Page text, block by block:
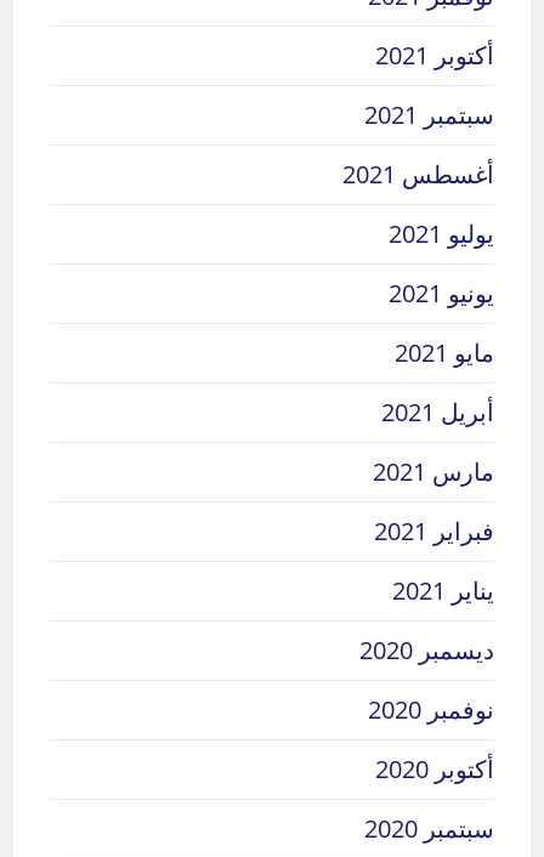
أكتوبر 2021
سبتمبر 2021
أغسطس 2021
يوليو 2021
يونيو 2021
مايو 2021
أبريل 2021
مارس 2021
فبراير 2021
يناير 2021
ديسمبر 2020
نوفمبر 2020
أكتوبر 2020
سبتمبر 2020